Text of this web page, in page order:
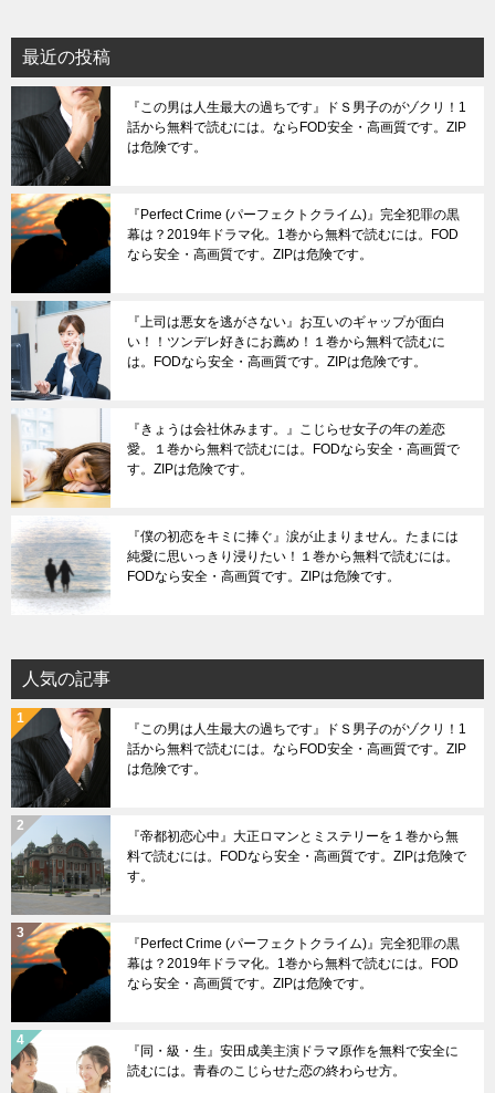
最近の投稿
『この男は人生最大の過ちです』ドＳ男子のがゾクリ！1
話から無料で読むには。ならFOD安全・高画質です。ZIP
は危険です。
『Perfect Crime (パーフェクトクライム)』完全犯罪の黒
幕は？2019年ドラマ化。1巻から無料で読むには。FOD
なら安全・高画質です。ZIPは危険です。
『上司は悪女を逃がさない』お互いのギャップが面白
い！！ツンデレ好きにお薦め！１巻から無料で読むに
は。FODなら安全・高画質です。ZIPは危険です。
『きょうは会社休みます。』こじらせ女子の年の差恋
愛。１巻から無料で読むには。FODなら安全・高画質で
す。ZIPは危険です。
『僕の初恋をキミに捧ぐ』涙が止まりません。たまには
純愛に思いっきり浸りたい！１巻から無料で読むには。
FODなら安全・高画質です。ZIPは危険です。
人気の記事
『この男は人生最大の過ちです』ドＳ男子のがゾクリ！1
話から無料で読むには。ならFOD安全・高画質です。ZIP
は危険です。
『帝都初恋心中』大正ロマンとミステリーを１巻から無
料で読むには。FODなら安全・高画質です。ZIPは危険で
す。
『Perfect Crime (パーフェクトクライム)』完全犯罪の黒
幕は？2019年ドラマ化。1巻から無料で読むには。FOD
なら安全・高画質です。ZIPは危険です。
『同・級・生』安田成美主演ドラマ原作を無料で安全に
読むには。青春のこじらせた恋の終わらせ方。